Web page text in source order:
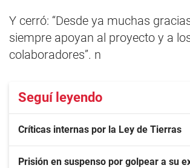
Y cerró: “Desde ya muchas
siempre apoyan al proyecto y a
colaboradores”. n
Seguí leyendo
Críticas internas por la Ley de Tierras
Prisión en suspenso por golpear a su